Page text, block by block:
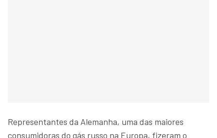
Representantes da Alemanha, uma das maiores
consumidoras do gás russo na Europa, fizeram o